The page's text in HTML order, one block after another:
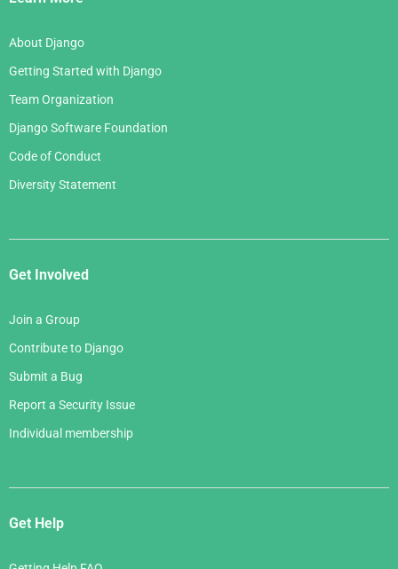
About Django
Getting Started with Django
Team Organization
Django Software Foundation
Code of Conduct
Diversity Statement
Get Involved
Join a Group
Contribute to Django
Submit a Bug
Report a Security Issue
Individual membership
Get Help